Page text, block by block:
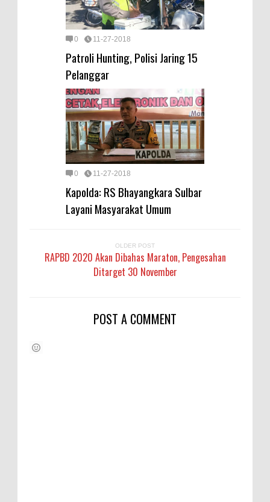
0 11-27-2018
Patroli Hunting, Polisi Jaring 15
Pelanggar
0 11-27-2018
Kapolda: RS Bhayangkara Sulbar
Layani Masyarakat Umum
OLDER POST
RAPBD 2020 Akan Dibahas Maraton, Pengesahan
Ditarget 30 November
POST A COMMENT